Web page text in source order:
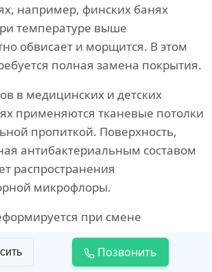
например, финских банях
температуре выше
обвисает и морщится. В этом
полная замена покрытия.
в медицинских и детских
применяются тканевые потолки
пропиткой. Поверхность,
антибактериальным составом
распространения
микрофлоры.
при смене
режима, поэтому
текстильные конструкции
Позвонить